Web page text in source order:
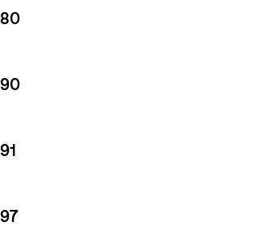
80
90
91
97